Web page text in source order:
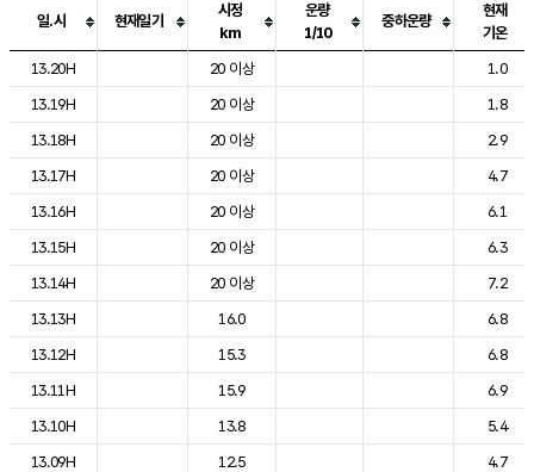
도시별 기상실황표로 지점, 날씨, 기온, 강수, 바람, 기압등을 안내한 표입
일.시 현재일기
시정
km
운량
1/10
중하운량
현재
기온
13.20H
20 이상
1.0
13.19H
20 이상
1.8
13.18H
20 이상
2.9
13.17H
20 이상
4.7
13.16H
20 이상
6.1
13.15H
20 이상
6.3
13.14H
20 이상
7.2
13.13H
16.0
6.8
13.12H
15.3
6.8
13.11H
15.9
6.9
13.10H
13.8
5.4
13.09H
12.5
4.7